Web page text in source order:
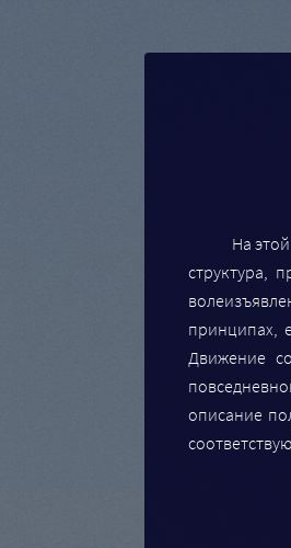
На
структура,
принципах,
Движение
описание